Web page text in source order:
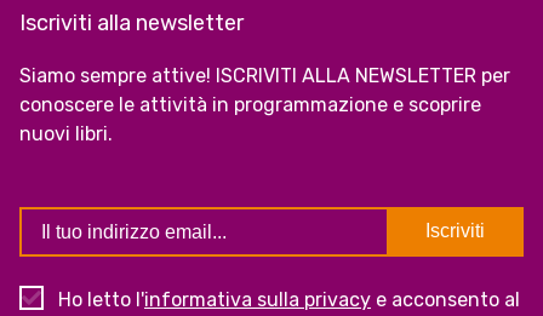
Iscriviti alla newsletter
Siamo sempre attive! ISCRIVITI ALLA NEWSLETTER per
conoscere le attività in programmazione e scoprire
nuovi libri.
Ho letto l'informativa sulla privacy e acconsento al